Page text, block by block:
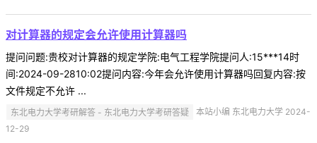
对计算器的规定会允许使用计算器吗
提问问题:贵校对计算器的规定学院:电气工程学院提问人:15***14时
间:2024-09-2810:02提问内容:今年会允许使用计算器吗回复内容:按
文件规定不允许 ...
东北电力大学考研解答 - 东北电力大学考研答疑
本站小编 东北电力大学 2024-
12-29